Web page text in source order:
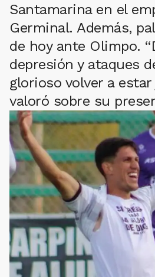
Santamarina en el
Germinal. Además,
de hoy ante Olimpo.
depresión y ataques
glorioso volver a estar
valoró sobre su